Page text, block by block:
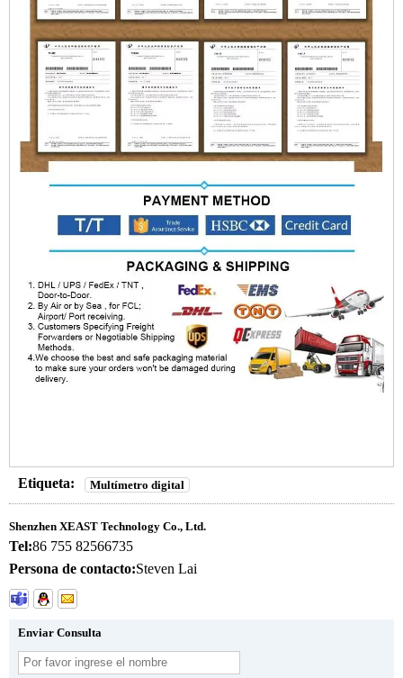
Etiqueta: Multímetro digital
Shenzhen XEAST Technology Co., Ltd.
Tel:86 755 82566735
Persona de contacto:Steven Lai
Enviar Consulta